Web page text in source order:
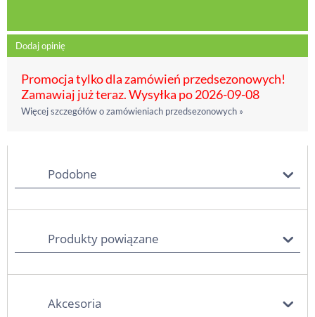
Dodaj opinię
Promocja tylko dla zamówień przedsezonowych!
Zamawiaj już teraz. Wysyłka po 2026-09-08
Więcej szczegółów o zamówieniach przedsezonowych »
Podobne
Produkty powiązane
Akcesoria